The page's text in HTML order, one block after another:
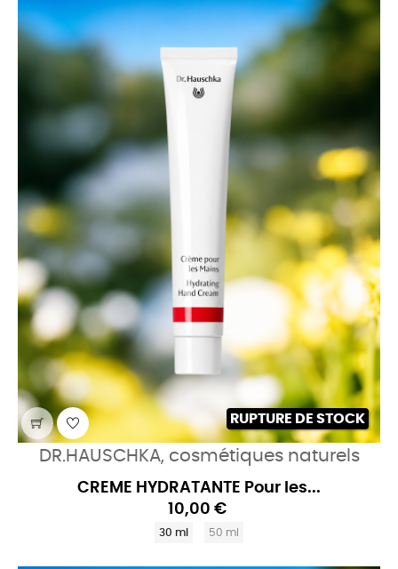
RUPTURE DE STOCK
DR.HAUSCHKA, cosmétiques naturels
CREME HYDRATANTE Pour les...
10,00 €
30 ml 50 ml